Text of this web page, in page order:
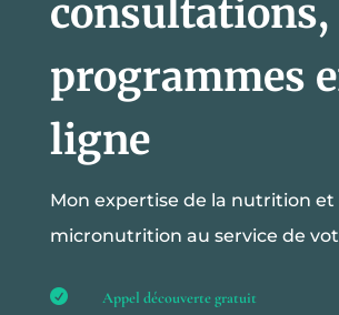
consultations,
programmes
ligne
Mon expertise de la nutrition et
micronutrition au service de
 Appel découverte gratuit